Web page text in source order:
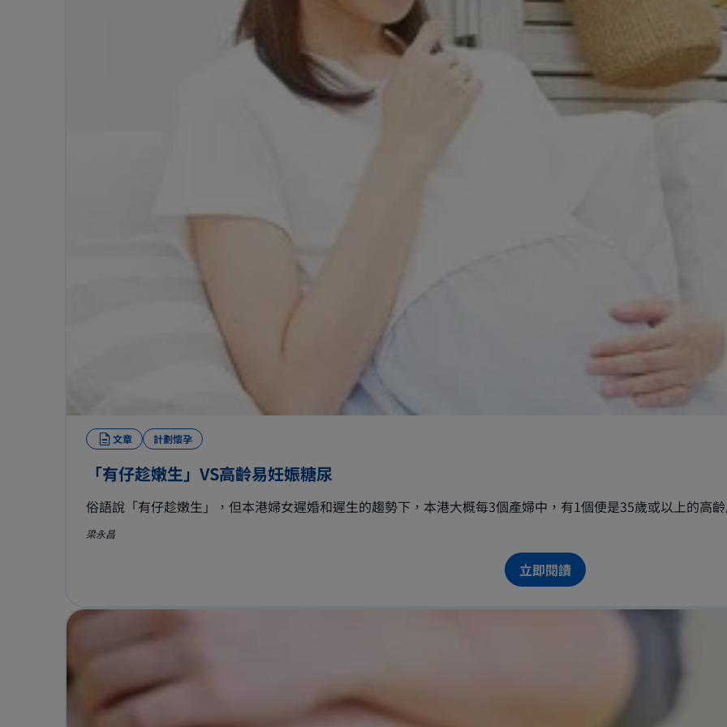
文章 計劃懷孕
「有仔趁嫩生」VS高齡易妊娠糖尿
俗語說「有仔趁嫩生」，但本港婦女遲婚和遲生的趨勢下，本港大概每3個產婦中，有1個便是35歲或以上的高
梁永昌
立即閱讀